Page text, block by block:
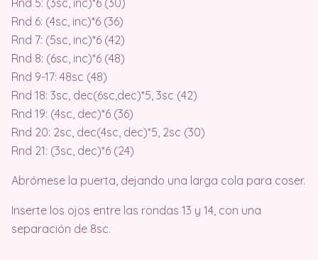
Rnd 6: (4sc, inc)*6 (36)
Rnd 7: (5sc, inc)*6 (42)
Rnd 8: (6sc, inc)*6 (48)
Rnd 9-17: 48sc (48)
Rnd 18: 3sc, dec(6sc,dec)*5, 3sc (42)
Rnd 19: (4sc, dec)*6 (36)
Rnd 20: 2sc, dec(4sc, dec)*5, 2sc (30)
Rnd 21: (3sc, dec)*6 (24)
Abrómese la puerta, dejando una larga cola para coser.
Inserte los ojos entre las rondas 13 y 14, con una
separación de 8sc.